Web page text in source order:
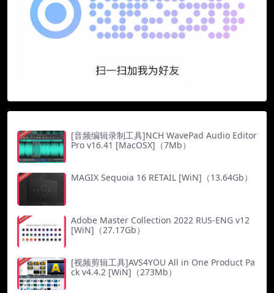
[音频编辑录制工具]NCH WavePad Audio Editor
Pro v16.41 [MacOSX]（7Mb）
MAGIX Sequoia 16 RETAIL [WiN]（13.64Gb）
Adobe Master Collection 2022 RUS-ENG v12
[WiN]（27.17Gb）
[视频剪辑工具]AVS4YOU All in One Product Pa
ck v4.4.2 [WiN]（273Mb）